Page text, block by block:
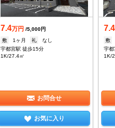
7.4万円 /5,000円
敷
1ヶ月 礼
なし
宇都宮駅 徒歩15分
1K/27.4㎡
お問合せ
お気に入り
7.4
敷
宇
1K/